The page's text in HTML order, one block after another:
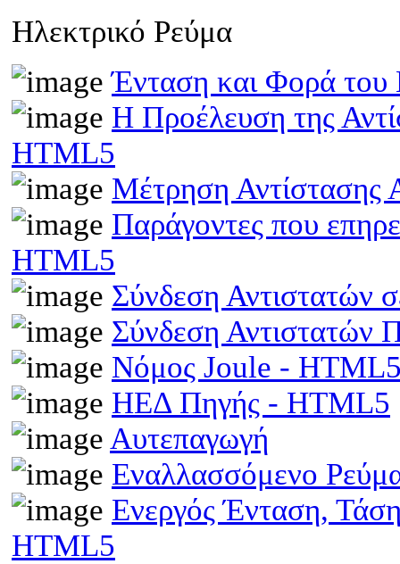
Ηλεκτρικό Ρεύμα
Ένταση και Φορά του
Η Προέλευση της
HTML5
Μέτρηση Αντίστασης
Παράγοντες που
HTML5
Σύνδεση Αντιστατών
Σύνδεση
Νόμος Joule -
ΗΕΔ Πηγής - HTML5
Αυτεπαγωγή
Εναλλασσόμενο
Ενεργός Ένταση,
HTML5